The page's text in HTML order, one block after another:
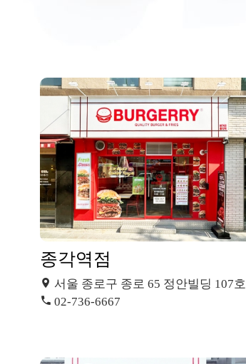
종각역점
서울 종로구 종로 65 정안빌딩 107호
02-736-6667